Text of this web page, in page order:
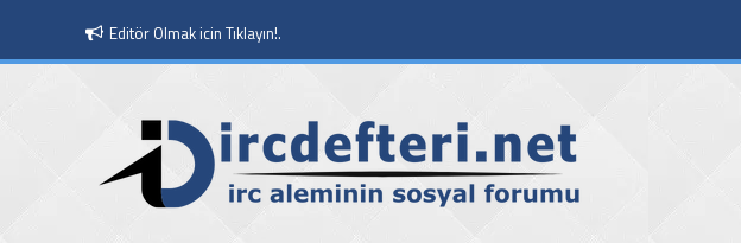
Editör Olmak icin Tıklayın!.